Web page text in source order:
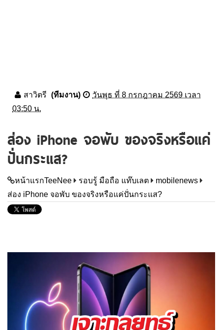
สาวิตรี (ทีมงาน)
วันพุธ ที่ 8 กรกฎาคม 2569 เวลา
03:50 น.
ส่อง iPhone จอพับ ของจริงหรือแค่
ปั่นกระแส?
หน้าแรกTeeNee รอบรู้ มือถือ แท๊บเลต
mobilenews
ส่อง iPhone จอพับ ของจริงหรือแค่ปั่นกระแส?